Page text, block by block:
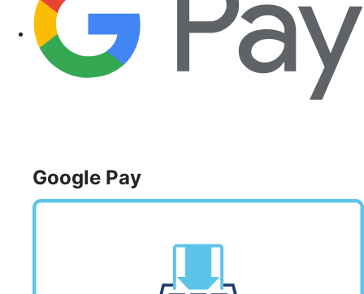
Google Pay